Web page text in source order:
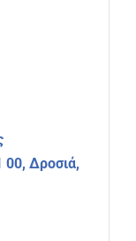
00, Δροσιά,